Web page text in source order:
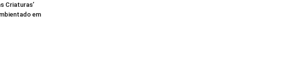
Criaturas’
em